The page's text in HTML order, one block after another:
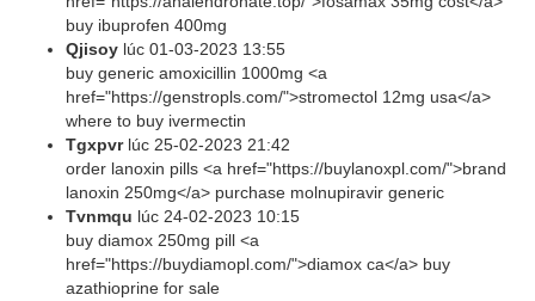
buy ibuprofen 400mg
Qjisoy lúc 01-03-2023 13:55
buy generic amoxicillin 1000mg <a
href="https://genstropls.com/">stromectol 12mg usa</a>
where to buy ivermectin
Tgxpvrlúc 25-02-2023 21:42
order lanoxin pills <a href="https://buylanoxpl.com/">brand
lanoxin 250mg</a> purchase molnupiravir generic
Tvnmqu lúc 24-02-2023 10:15
buy diamox 250mg pill <a
href="https://buydiamopl.com/">diamox ca</a> buy
azathioprine for sale